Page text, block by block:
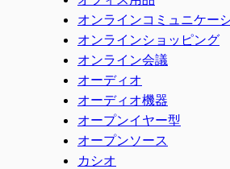
オンラインコミュニケー
オンラインショッピング
オンライン会議
オーディオ
オーディオ機器
オープンイヤー型
オープンソース
カシオ